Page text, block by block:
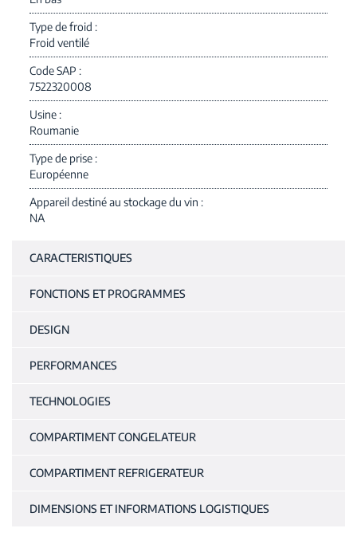
Type de froid
Froid ventilé
Code SAP
7522320008
Usine
Roumanie
Type de prise
Européenne
Appareil destiné au stockage du vin
NA
CARACTERISTIQUES
FONCTIONS ET PROGRAMMES
DESIGN
PERFORMANCES
TECHNOLOGIES
COMPARTIMENT CONGELATEUR
COMPARTIMENT REFRIGERATEUR
DIMENSIONS ET INFORMATIONS LOGISTIQUES